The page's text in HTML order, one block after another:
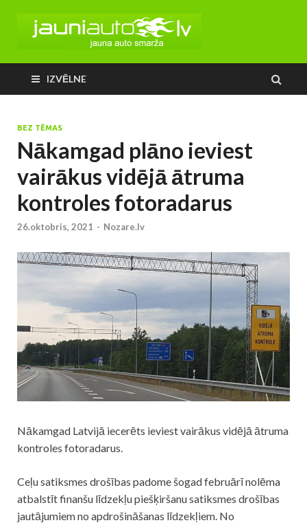
IZVĒLNE
BEZ TĒMAS
Nākamgad plāno ieviest
vairākus vidējā ātruma
kontroles fotoradarus
26.oktobris, 2021 - Nozare.lv
Nākamgad Latvijā iecerēts ieviest vairākus vidējā ātruma
kontroles fotoradarus.
Ceļu satiksmes drošības padome šogad februārī nolēma
atbalstīt finanšu līdzekļu piešķiršanu satiksmes drošības
jautājumiem no apdrošināšanas līdzekļiem. No